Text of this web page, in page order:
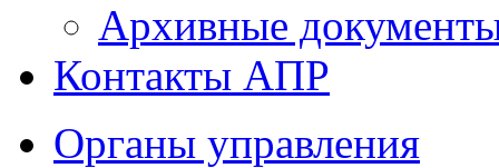
Архивные
Контакты АПР
Органы управления